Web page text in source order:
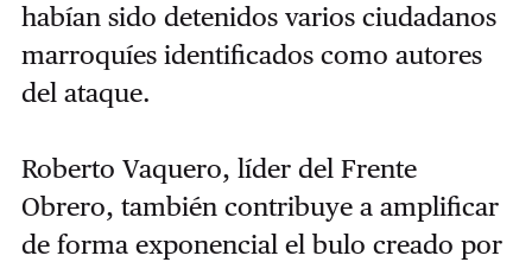
habían sido detenidos varios ciudadanos
marroquíes identificados como autores
del ataque.
Roberto Vaquero, líder del Frente
Obrero, también contribuye a amplificar
de forma exponencial el bulo creado por